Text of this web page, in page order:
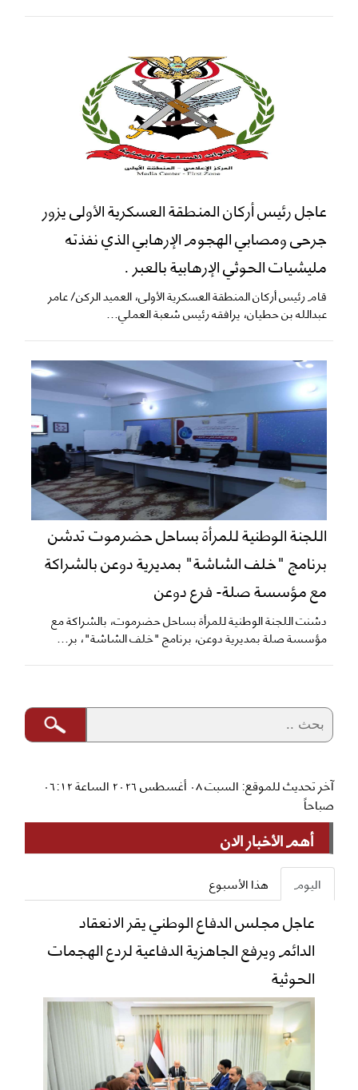
عاجل رئيس أركان المنطقة العسكرية الأولى يزور
جرحى ومصابي الهجوم الإرهابي الذي نفذته
مليشيات الحوثي الإرهابية بالعبر .
قام رئيس أركان المنطقة العسكرية الأولى، العميد الركن/ عامر
عبدالله بن حطيان، يرافقه رئيس شعبة العملي...
اللجنة الوطنية للمرأة بساحل حضرموت تدشن
برنامج "خلف الشاشة" بمديرية دوعن بالشراكة
مع مؤسسة صلة- فرع دوعن
دشنت اللجنة الوطنية للمرأة بساحل حضرموت، بالشراكة مع
مؤسسة صلة بمديرية دوعن، برنامج "خلف الشاشة"، بر...
آخر تحديث للموقع: السبت ٠٨ أغسطس ٢٠٢٦ الساعة ٠٦:١٢
صباحاً
أهم الأخبار الان
اليوم هذا الأسبوع
عاجل مجلس الدفاع الوطني يقر الانعقاد
الدائم ويرفع الجاهزية الدفاعية لردع الهجمات
الحوثية